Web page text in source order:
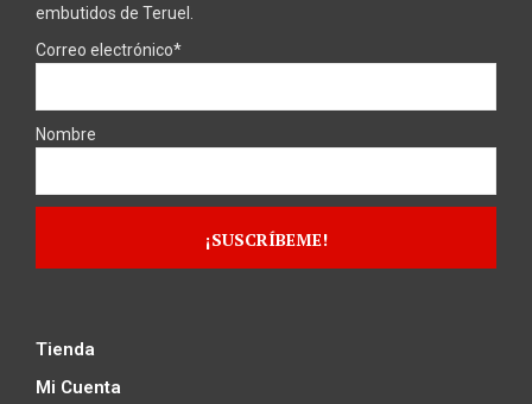
embutidos de Teruel.
Correo electrónico*
Nombre
Tienda
Mi Cuenta